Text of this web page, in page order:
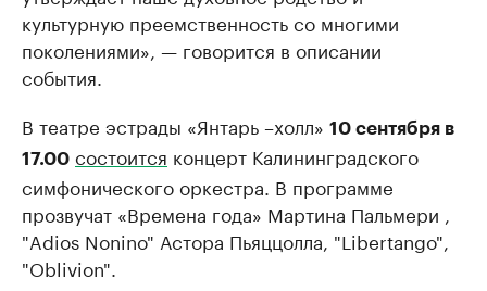
культурную преемственность со многими
поколениями», — говорится в описании
события.
В театре эстрады «Янтарь –холл» 10 сентября в
17.00 состоится концерт Калининградского
симфонического оркестра. В программе
прозвучат «Времена года» Мартина Пальмери ,
"Adios Nonino" Астора Пьяццолла, "Libertango",
"Oblivion".